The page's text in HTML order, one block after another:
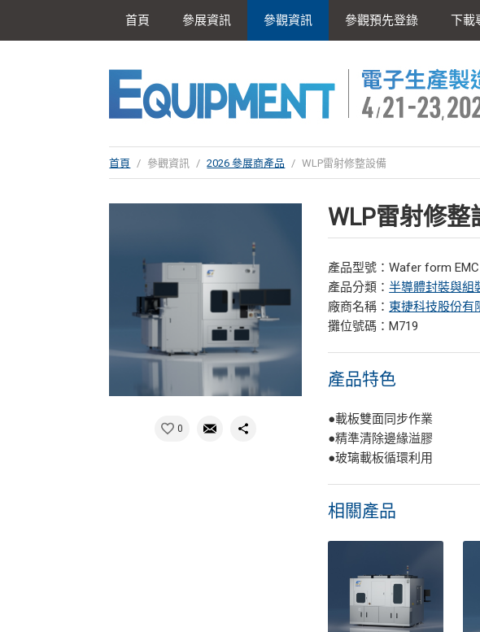
首頁 參展資訊 參觀資訊 參觀預先登錄 下載
首頁 / 參觀資訊 / 2026 參展商產品 / WLP雷射修整設備
0
WLP雷射修整
產品型號：Wafer form
產品分類：半導體封裝與組
廠商名稱： 東捷科技股份有
攤位號碼：M719
產品特色
●載板雙面同步作業
●精準清除邊緣溢膠
●玻璃載板循環利用
相關產品